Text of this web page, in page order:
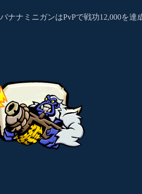
ナミニガンはPvPで戦功12,000を達